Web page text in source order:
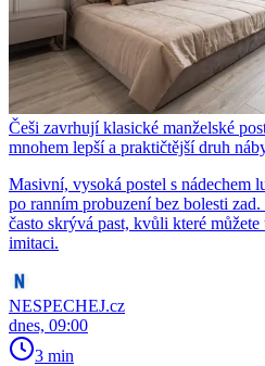
Češi zavrhují klasické manželské
mnohem lepší a praktičtější druh
Masivní, vysoká postel s nádechem
po ranním probuzení bez bolesti
často skrývá past, kvůli které
imitaci.
NESPECHEJ.cz
dnes, 09:00
3 min